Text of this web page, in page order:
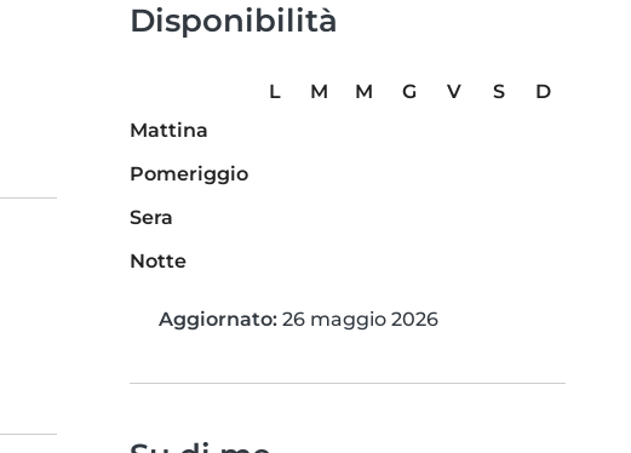
Disponibilità
L M M G V S
D
Mattina
Pomeriggio
Sera
Notte
Aggiornato: 26 maggio 2026